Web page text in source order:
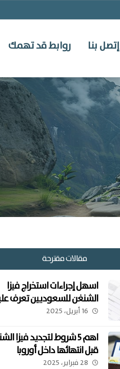
إتصل بنا روابط قد تهمك
مقالات مقترحة
اسهل إجراءات استخراج فيزا
الشنغن للسعوديين تعرف
16 أبريل، 2025
اهم 5 شروط لتجديد فيزا
قبل انتهائها داخل أوروبا
28 فبراير، 2025